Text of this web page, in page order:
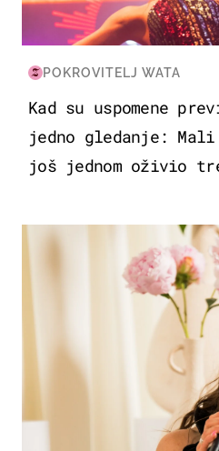
POKROVITELJ WATA
Kad su uspomene
jedno gledanje:
još jednom oživio
MODA & LJEPOTA